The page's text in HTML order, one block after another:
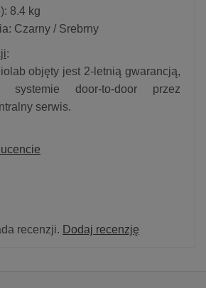
8.4 kg
Czarny / Srebrny
:
objęty jest 2-letnią gwarancją,
systemie door-to-door przez
serwis.
recenzji. Dodaj recenzję